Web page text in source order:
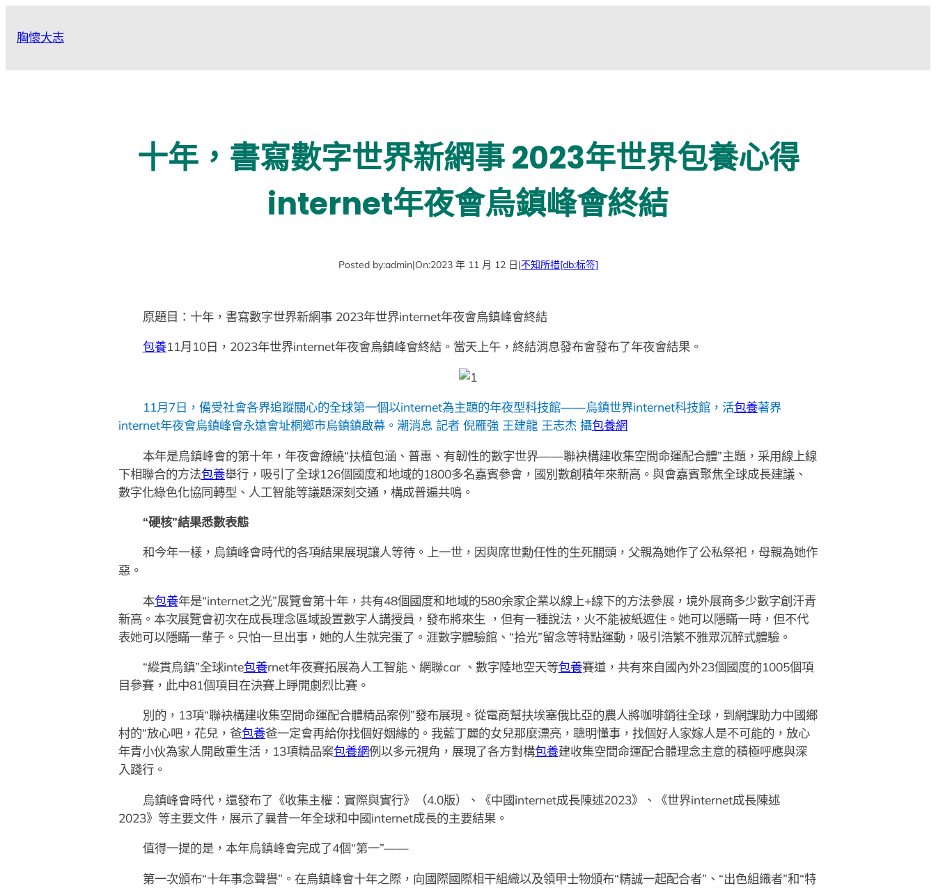
胸懷大志
十年，書寫數字世界新網事 2023年世界包養心得
internet年夜會烏鎮峰會終結
Posted by:admin|On:2023 年 11 月 12 日|不知所措[db:标签]
原題目：十年，書寫數字世界新網事 2023年世界internet年夜會烏鎮峰會終結
包養11月10日，2023年世界internet年夜會烏鎮峰會終結。當天上午，終結消息發布會發布了年夜會結果。
11月7日，備受社會各界追蹤關心的全球第一個以internet為主題的年夜型科技館——烏鎮世界internet科技館，活包養著界
internet年夜會烏鎮峰會永遠會址桐鄉市烏鎮鎮啟幕。潮消息 記者 倪雁強 王建龍 王志杰 攝包養網
本年是烏鎮峰會的第十年，年夜會繚繞“扶植包涵、普惠、有韌性的數字世界——聯袂構建收集空間命運配合體”主題，采用線上線
下相聯合的方法包養舉行，吸引了全球126個國度和地域的1800多名嘉賓參會，國別數創積年來新高。與會嘉賓聚焦全球成長建議、
數字化綠色化協同轉型、人工智能等議題深刻交通，構成普遍共鳴。
“硬核”結果悉數表態
和今年一樣，烏鎮峰會時代的各項結果展現讓人等待。上一世，因與席世勳任性的生死關頭，父親為她作了公私祭祀，母親為她作
惡。
本包養年是“internet之光”展覽會第十年，共有48個國度和地域的580余家企業以線上+線下的方法參展，境外展商多少數字創汗青
新高。本次展覽會初次在成長理念區域設置數字人講授員，發布將來生 ，但有一種說法，火不能被紙遮住。她可以隱瞞一時，但不代
表她可以隱瞞一輩子。只怕一旦出事，她的人生就完蛋了。涯數字體驗館、“拾光”留念等特點運動，吸引浩繁不雅眾沉醉式體驗。
“縱貫烏鎮”全球inte包養rnet年夜賽拓展為人工智能、網聯car 、數字陸地空天等包養賽道，共有來自國內外23個國度的1005個項
目參賽，此中81個項目在決賽上睜開劇烈比賽。
別的，13項“聯袂構建收集空間命運配合體精品案例”發布展現。從電商幫扶埃塞俄比亞的農人將咖啡銷往全球，到網課助力中國鄉
村的“放心吧，花兒，爸包養爸一定會再給你找個好姻緣的。我藍丁麗的女兒那麼漂亮，聰明懂事，找個好人家嫁人是不可能的，放心
年青小伙為家人開啟重生活，13項精品案包養網例以多元視角，展現了各方對構包養建收集空間命運配合體理念主意的積極呼應與深
入踐行。
烏鎮峰會時代，還發布了《收集主權：實際與實行》（4.0版）、《中國internet成長陳述2023》、《世界internet成長陳述
2023》等主要文件，展示了曩昔一年全球和中國internet成長的主要結果。
值得一提的是，本年烏鎮峰會完成了4個“第一”——
第一次頒布“十年事念聲譽”。在烏鎮峰會十年之際，向國際國際相干組織以及領甲士物頒布“精誠一起配合者”、“出色組織者”和“特